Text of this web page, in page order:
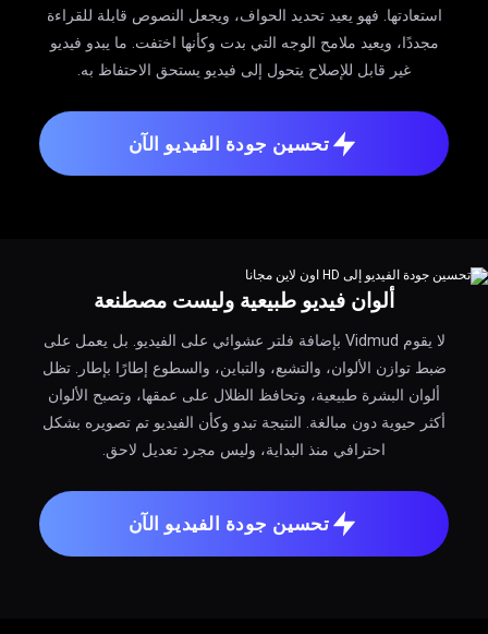
استعادتها. فهو يعيد تحديد الحواف، ويجعل النصوص قابلة للقراءة
مجددًا، ويعيد ملامح الوجه التي بدت وكأنها اختفت. ما يبدو فيديو
غير قابل للإصلاح يتحول إلى فيديو يستحق الاحتفاظ به.
تحسين جودة الفيديو الآن
ألوان فيديو طبيعية وليست مصطنعة
لا يقوم Vidmud بإضافة فلتر عشوائي على الفيديو. بل يعمل على
ضبط توازن الألوان، والتشبع، والتباين، والسطوع إطارًا بإطار. تظل
ألوان البشرة طبيعية، وتحافظ الظلال على عمقها، وتصبح الألوان
أكثر حيوية دون مبالغة. النتيجة تبدو وكأن الفيديو تم تصويره بشكل
احترافي منذ البداية، وليس مجرد تعديل لاحق.
تحسين جودة الفيديو الآن